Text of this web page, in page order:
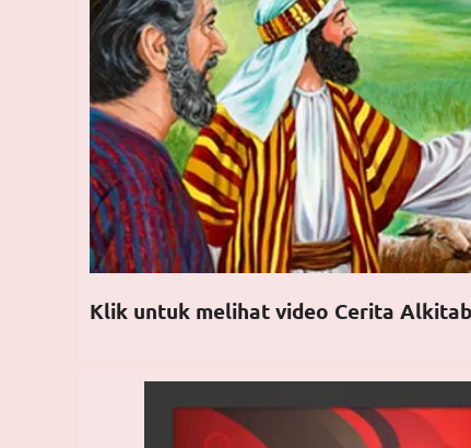
Klik untuk melihat video Cerita